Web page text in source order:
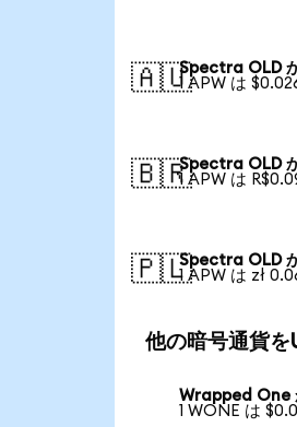
🇦🇺Spectra OLD
1 APW は
🇧🇷Spectra OLD
1 APW は
🇵🇱Spectra OLD
1 APW は zł
他の暗号通貨を
Wrapped One
1 WONE は